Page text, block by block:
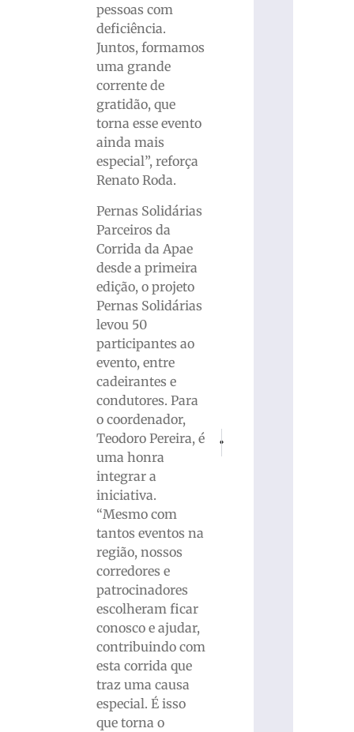
pessoas com
deficiência.
Juntos, formamos
uma grande
corrente de
gratidão, que
torna esse evento
ainda mais
especial”, reforça
Renato Roda.
Pernas Solidárias
Parceiros da
Corrida da Apae
desde a primeira
edição, o projeto
Pernas Solidárias
levou 50
participantes ao
evento, entre
cadeirantes e
condutores. Para
o coordenador,
Teodoro Pereira, é
uma honra
integrar a
iniciativa.
“Mesmo com
tantos eventos na
região, nossos
corredores e
patrocinadores
escolheram ficar
conosco e ajudar,
contribuindo com
esta corrida que
traz uma causa
especial. É isso
que torna o
PRÓXIMO